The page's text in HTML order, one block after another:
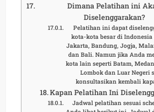
Dimana Pelatihan ini
Diselenggarakan?
Pelatihan ini dapat
kota-kota besar di
Jakarta, Bandung, Jogja,
dan Bali. Namun jika Anda
kota lain seperti Batam,
Lombok dan Luar Negeri
konsultasikan kembali
Kapan Pelatihan Ini
Jadwal pelatihan sesuai